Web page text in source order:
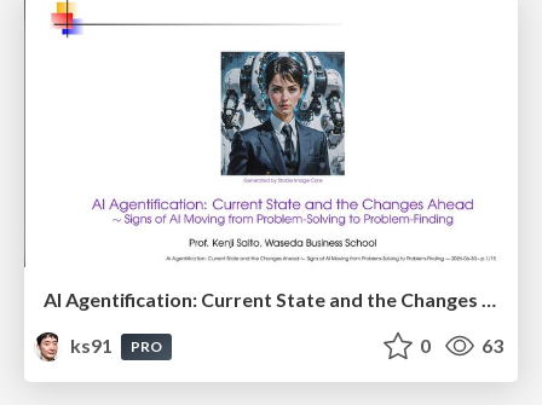
AI Agentification: Current State and the Changes Ahead
ks91
PRO 0 63